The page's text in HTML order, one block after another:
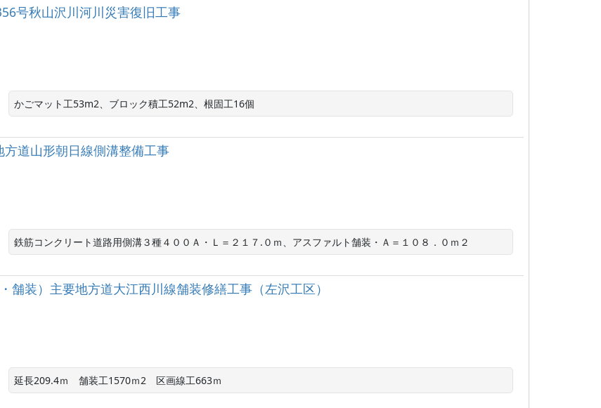
号秋山沢川河川災害復旧工事
かごマット工53m2、ブロック積工52m2、根固工16個
道山形朝日線側溝整備工事
鉄筋コンクリート道路用側溝３種４００Ａ・Ｌ＝２１７.０ｍ、アスファルト舗装・Ａ＝１０８．０ｍ２
装）主要地方道大江西川線舗装修繕工事（左沢工区）
延長209.4ｍ　舗装工1570ｍ2　区画線工663ｍ